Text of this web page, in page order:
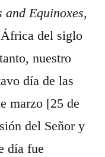
and Equinoxes,
del siglo
nuestro
día de las
marzo [25 de
del Señor y
día fue